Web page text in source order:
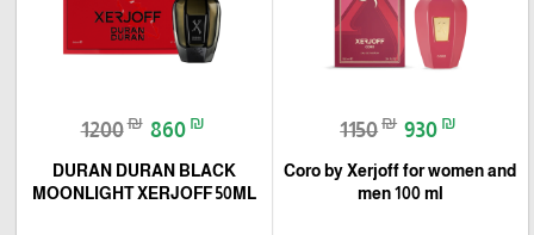
1150₪ 930 ₪
Coro by Xerjoff for women and
men 100 ml
1200₪ 860 ₪
DURAN DURAN BLACK
MOONLIGHT XERJOFF 50ML